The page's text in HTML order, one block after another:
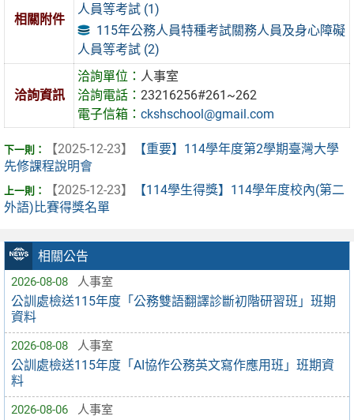
相關公告
2026-08-08 人事室
公訓處檢送115年度「公務雙語翻譯診斷初階研習班」班期
資料
2026-08-08 人事室
公訓處檢送115年度「AI協作公務英文寫作應用班」班期資
料
2026-08-06 人事室
相關附件
人員等考試 (1)
115年公務人員特種考試關務人員及身心障礙
人員等考試 (2)
洽詢資訊
洽詢單位： 人事室
洽詢電話：23216256#261~262
電子信箱：ckshschool@gmail.com
【2025-12-23】
【重要】114學年度第2學期臺灣大學
先修課程說明會
【2025-12-23】
【114學生得獎】114學年度校內(第二
外語)比賽得獎名單